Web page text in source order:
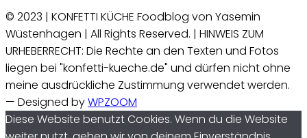
© 2023 | KONFETTI KÜCHE Foodblog von Yasemin
Wüstenhagen | All Rights Reserved. | HINWEIS ZUM
URHEBERRECHT: Die Rechte an den Texten und Fotos
liegen bei "konfetti-kueche.de" und dürfen nicht ohne
meine ausdrückliche Zustimmung verwendet werden.
— Designed byWPZOOM
Diese Website benutzt Cookies. Wenn du die Website